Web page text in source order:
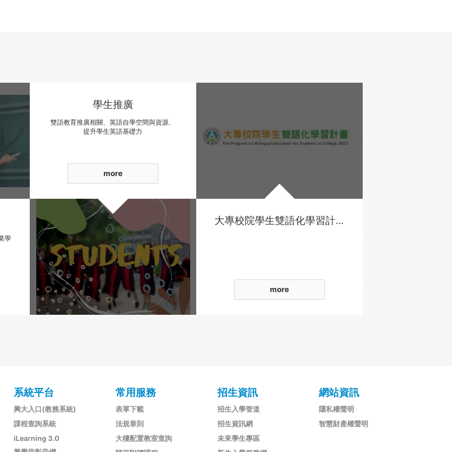
學
學生推廣
雙語教育推廣相關、英語自學空間與資源、
提升學生英語基礎力
more
大專校院學生雙語化學習計畫
more
系統平台
興大入口(教務系統)
課程查詢系統
iLearning 3.0
常用服務
表單下載
法規章則
大樓配置教室查詢
招生資訊
招生入學管道
招生資訊網
未來學生專區
網站資訊
隱私權聲明
智慧財產權聲明